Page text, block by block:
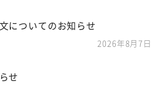
についてのお知らせ
2026年8月7日
せ